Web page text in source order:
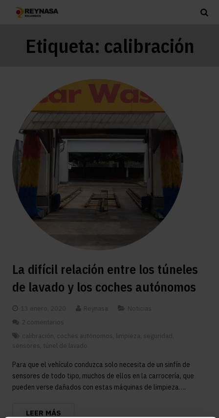
Etiqueta: calibración
La difícil relación entre los túneles
de lavado y los coches autónomos
13 enero, 2020 Reynasa
Noticias
2 comentarios
calibración coches autónomos limpieza seguridad
sensores
túnel de lavado
Para que el vehículo conduzca solo necesita de un sinfín de
sensores de todo tipo, muchos de ellos en la carrocería, que
pueden verse dañados con estas máquinas de limpieza….
LEER MÁS